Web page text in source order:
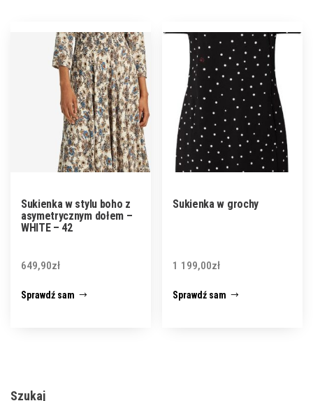
Sukienka w stylu boho z
asymetrycznym dołem –
WHITE – 42
649,90zł
Sprawdź sam
Sukienka w grochy
1 199,00zł
Sprawdź sam
Szukaj